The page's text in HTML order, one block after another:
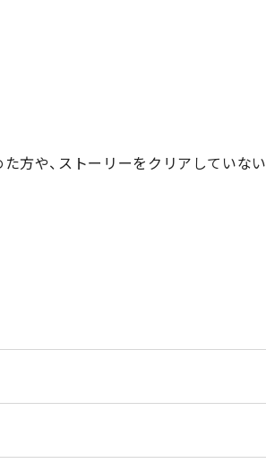
方や、ストーリーをクリアしていない